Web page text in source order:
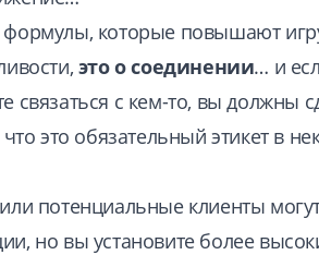
формулы, которые повышают
это о соединении… и
связаться с кем-то, вы должны
это обязательный этикет в
потенциальные клиенты
но вы установите более